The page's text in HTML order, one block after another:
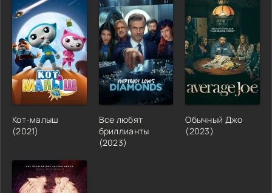
Кот-малыш
(2021)
Все любят
бриллианты
(2023)
Обычный Джо
(2023)